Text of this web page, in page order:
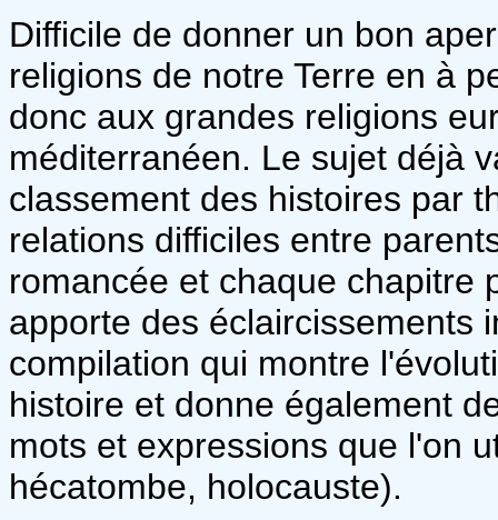
Difficile de donner un bon
religions de notre Terre en à
donc aux grandes religions
méditerranéen. Le sujet déjà
classement des histoires par
relations difficiles entre
romancée et chaque chapitre
apporte des éclaircissements
compilation qui montre
histoire et donne également
mots et expressions que l'on
hécatombe, holocauste).